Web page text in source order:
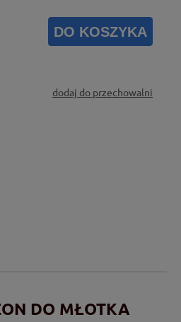
DO KOSZYKA
dodaj do przechowalni
DO MŁOTKA